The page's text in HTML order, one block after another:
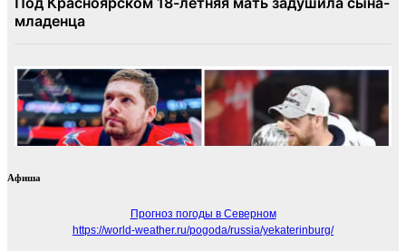
Афиша
Прогноз погоды в Северном
https://world-weather.ru/pogoda/russia/yekaterinburg/